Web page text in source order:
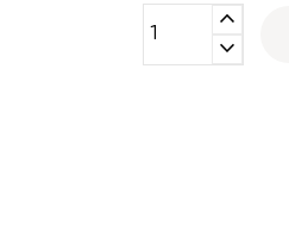
expand_less
expand_more